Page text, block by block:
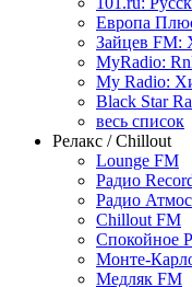
Европа
Зайцев FM:
MyRadio:
My Radio:
Black Star
весь список
Релакс / Chillout
Lounge FM
Радио
Радио
Chillout FM
Спокойное
Монте-
Медляк FM